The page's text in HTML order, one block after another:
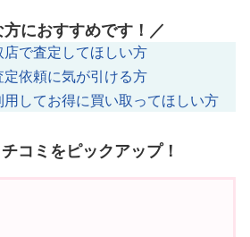
方におすすめです！／
で査定してほしい方
依頼に気が引ける方
用してお得に買い取ってほしい方
コミをピックアップ！